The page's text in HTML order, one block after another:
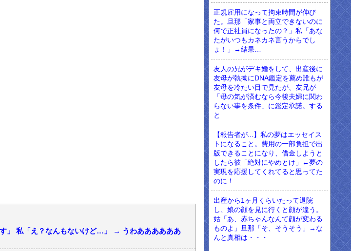
」 私「え？なんもないけど…」 → うわああああああ
正規雇用になって拘束時間が伸び
た。旦那「家事と両立できないのに
何で正社員になったの？」私「あな
たがいつもカネカネ言うからでし
ょ！」→結果…
友人の兄がデキ婚をして、出産後に
友母が執拗にDNA鑑定を薦め誰もが
友母を冷たい目で見たが、友兄が
「母の気が済むなら今後夫婦に関わ
らない事を条件」に鑑定承諾。する
と
【報告者が...】私の夢はエッセイス
トになること。費用の一部負担で出
版できることになり、借金しようと
したら彼「絶対にやめとけ」←夢の
実現を応援してくれてると思ってた
のに！
出産から1ヶ月くらいたって退院
し、娘の顔を見に行くと顔が違う。
姑「あ、赤ちゃんなんて顔が変わる
ものよ」旦那「そ、そうそう」→な
んと真相は・・・